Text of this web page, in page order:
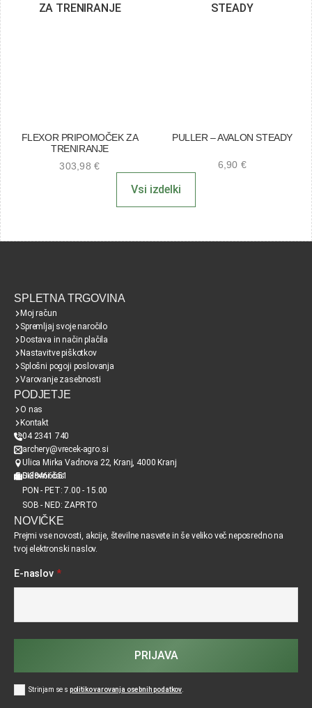
FLEXOR PRIPOMOČEK ZA
TRENIRANJE
303,98€
PULLER – AVALON STEADY
6,90€
Vsi izdelki
SPLETNA TRGOVINA
Moj račun
Spremljaj svoje naročilo
Dostava in način plačila
Nastavitve piškotkov
Splošni pogoji poslovanja
Varovanje zasebnosti
PODJETJE
O nas
Kontakt
04 2341 740
archery@vrecek-agro.si
Ulica Mirka Vadnova 22, Kranj, 4000 Kranj
SI38466651
Delovni čas
PON - PET: 7.00 - 15.00
SOB - NED: ZAPRTO
NOVIČKE
Prejmi vse novosti, akcije, številne nasvete in še veliko več neposredno na
tvoj elektronski naslov.
E-naslov *
Strinjam se s politiko varovanja osebnih podatkov
PRIJAVA